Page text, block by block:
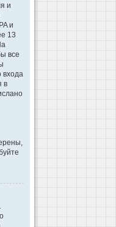
и
и
13
все
входа
в